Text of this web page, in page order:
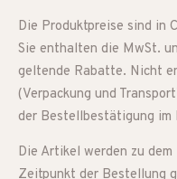
Die Produktpreise sind in
Sie enthalten die MwSt.
geltende Rabatte. Nicht
(Verpackung und
der Bestellbestätigung
Die Artikel werden zu
Zeitpunkt der Bestellung